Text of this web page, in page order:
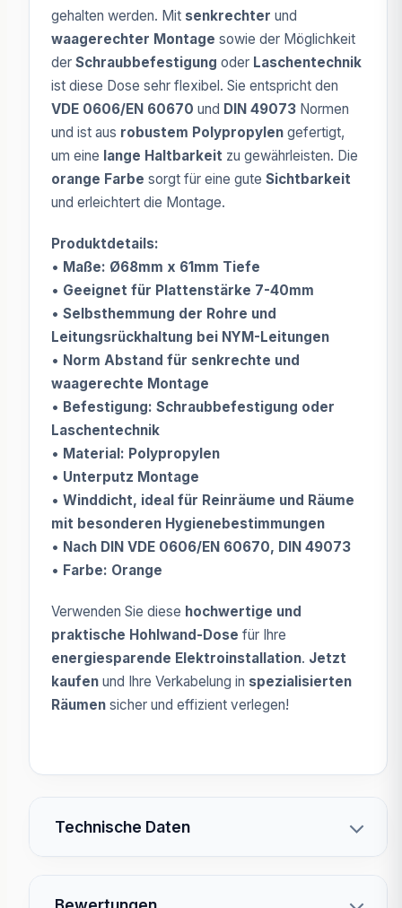
gehalten werden. Mit senkrechter und
waagerechter Montage sowie der Möglichkeit
der Schraubbefestigung oder Laschentechnik
ist diese Dose sehr flexibel. Sie entspricht den
VDE 0606/EN 60670 und DIN 49073 Normen
und ist aus robustem Polypropylen gefertigt,
um eine lange Haltbarkeit zu gewährleisten. Die
orange Farbe sorgt für eine gute Sichtbarkeit
und erleichtert die Montage.
Produktdetails:
• Maße: Ø68mm x 61mm Tiefe
• Geeignet für Plattenstärke 7-40mm
• Selbsthemmung der Rohre und
Leitungsrückhaltung bei NYM-Leitungen
• Norm Abstand für senkrechte und
waagerechte Montage
• Befestigung: Schraubbefestigung oder
Laschentechnik
• Material: Polypropylen
• Unterputz Montage
• Winddicht, ideal für Reinräume und Räume
mit besonderen Hygienebestimmungen
• Nach DIN VDE 0606/EN 60670, DIN 49073
• Farbe: Orange
Verwenden Sie diese hochwertige und
praktische Hohlwand-Dose für Ihre
energiesparende Elektroinstallation. Jetzt
kaufen und Ihre Verkabelung in spezialisierten
Räumen sicher und effizient verlegen!
Technische Daten